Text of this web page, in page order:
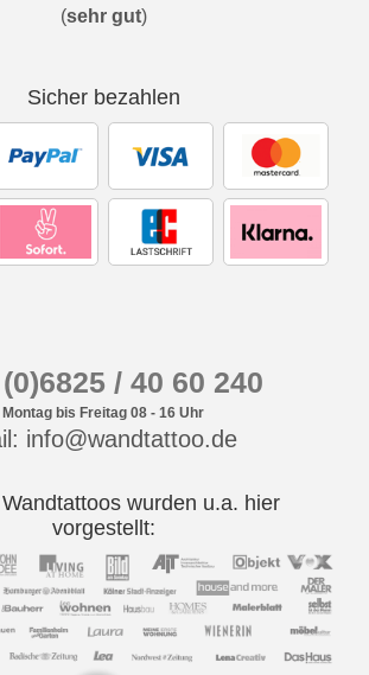
(sehr gut)
Sicher bezahlen
/ 40 60 240
Montag bis Freitag 08 - 16 Uhr
info@wandtattoo.de
wurden u.a. hier
vorgestellt: